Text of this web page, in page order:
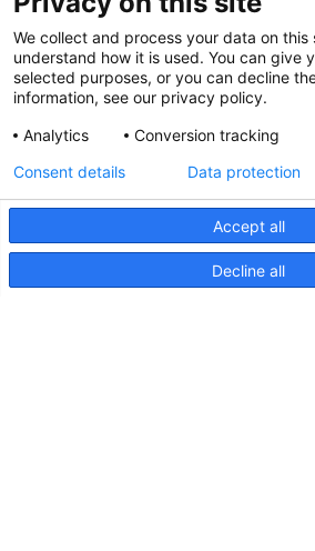
Hutchwilco-
8. Mai 2026
Aktualisierte Hella
31. März 2026
We collect and process your data on
understand how it is used. You can give
selected purposes, or you can decline
information, see our privacy policy.
Analytics
Conversion tracking
Accept all
Decline all
Consent details Data protection